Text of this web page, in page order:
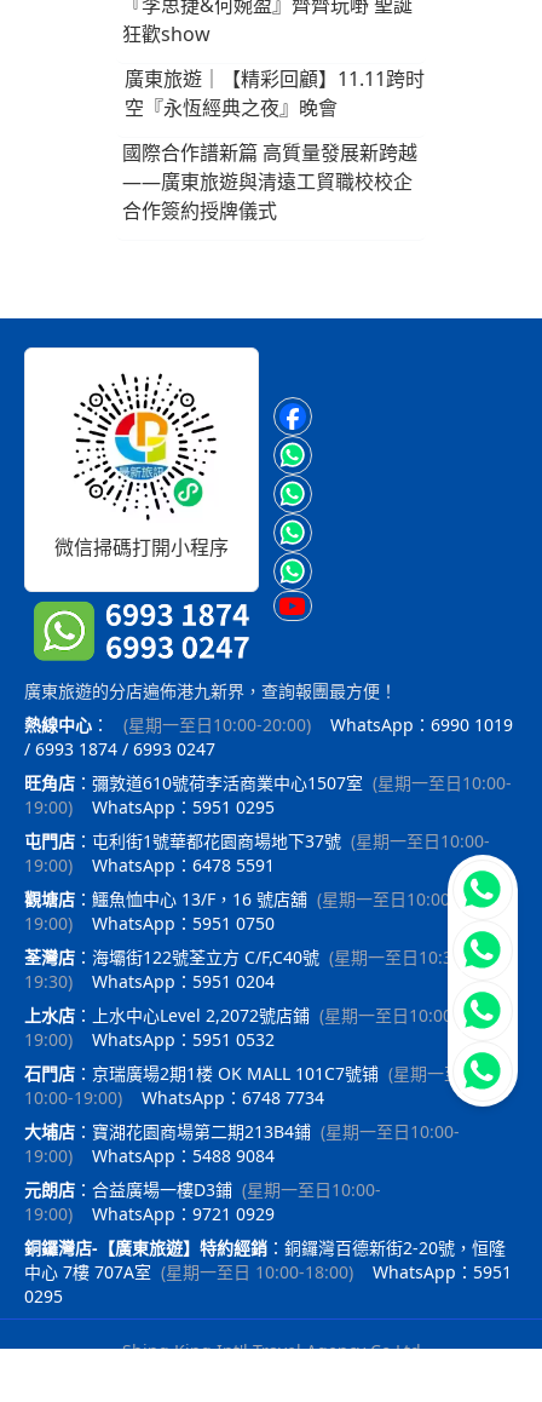
狂歡show
廣東旅遊｜【精彩回顧】11.11跨时
空『永恆經典之夜』晚會
國際合作譜新篇 高質量發展新跨越
——廣東旅遊與清遠工貿職校校企
合作簽約授牌儀式
微信掃碼打開小程序
廣東旅遊的分店遍佈港九新界，查詢報團最方便！
熱線中心 ： (星期一至日10:00-20:00)
WhatsApp：6990 1019
/ 6993 1874 / 6993 0247
旺角店 ： 彌敦道610號荷李活商業中心1507室 (星期一至日10:00-
19:00)
WhatsApp：5951 0295
屯門店 ： 屯利街1號華都花園商場地下37號 (星期一至日10:00-
19:00)
WhatsApp：6478 5591
觀塘店 ： 鱷魚恤中心 13/F，16 號店舖 (星期一至日10:00-
19:00)
WhatsApp：5951 0750
荃灣店 ： 海壩街122號荃立方 C/F,C40號 (星期一至日10:30-
19:30)
WhatsApp：5951 0204
上水店 ： 上水中心Level 2,2072號店鋪 (星期一至日10:00-
19:00)
WhatsApp：5951 0532
石門店 ： 京瑞廣場2期1楼 OK MALL 101C7號铺 (星期一至日
10:00-19:00)
WhatsApp：6748 7734
大埔店 ： 寶湖花園商場第二期213B4鋪 (星期一至日10:00-
19:00)
WhatsApp：5488 9084
元朗店 ： 合益廣場一樓D3鋪 (星期一至日10:00-
19:00)
WhatsApp：9721 0929
銅鑼灣店-【廣東旅遊】特約經銷 ： 銅鑼灣百德新街2-20號，恒隆
中心 7樓 707A室 (星期一至日 10:00-18:00)
WhatsApp：5951
0295
Shing King Int'l Travel Agency Co Ltd
立即